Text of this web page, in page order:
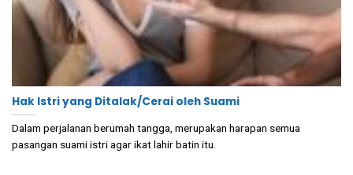
Hak Istri yang Ditalak/Cerai oleh Suami
Dalam perjalanan berumah tangga, merupakan harapan semua
pasangan suami istri agar ikat lahir batin itu.